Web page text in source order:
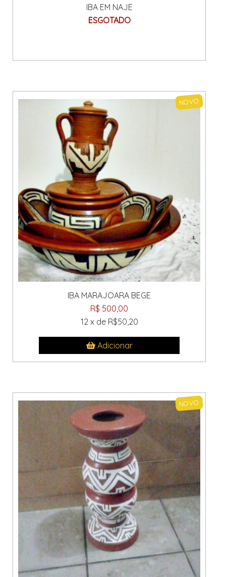
IBA EM NAJE
ESGOTADO
NOVO
IBA MARAJOARA BEGE
R$ 500,00
12 x de R$50,20
Adicionar
NOVO